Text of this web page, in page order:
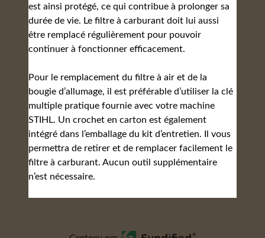
est ainsi protégé, ce qui contribue à prolonger sa
durée de vie. Le filtre à carburant doit lui aussi
être remplacé régulièrement pour pouvoir
continuer à fonctionner efficacement.
Pour le remplacement du filtre à air et de la
bougie d’allumage, il est préférable d’utiliser la clé
multiple pratique fournie avec votre machine
STIHL. Un crochet en carton est également
intégré dans l’emballage du kit d’entretien. Il vous
permettra de retirer et de remplacer facilement le
filtre à carburant. Aucun outil supplémentaire
n’est nécessaire.